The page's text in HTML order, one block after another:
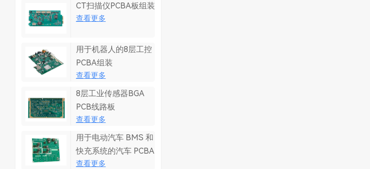
CT扫描仪PCBA板组装
查看更多
用于机器人的8层工控
PCBA组装
查看更多
8层工业传感器BGA
PCB线路板
查看更多
用于电动汽车 BMS 和
快充系统的汽车 PCBA
查看更多